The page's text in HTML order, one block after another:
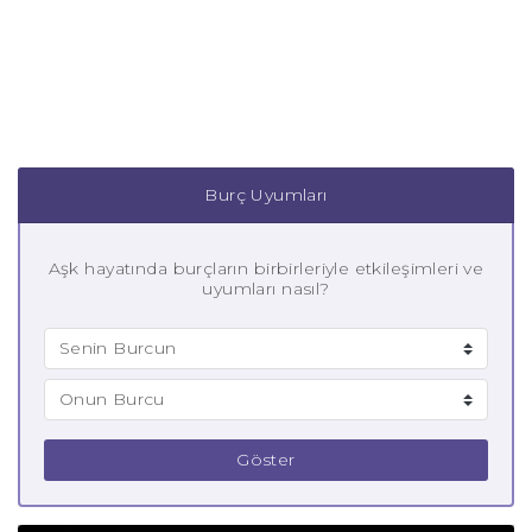
Burç Uyumları
Aşk hayatında burçların birbirleriyle etkileşimleri ve
uyumları nasıl?
Göster